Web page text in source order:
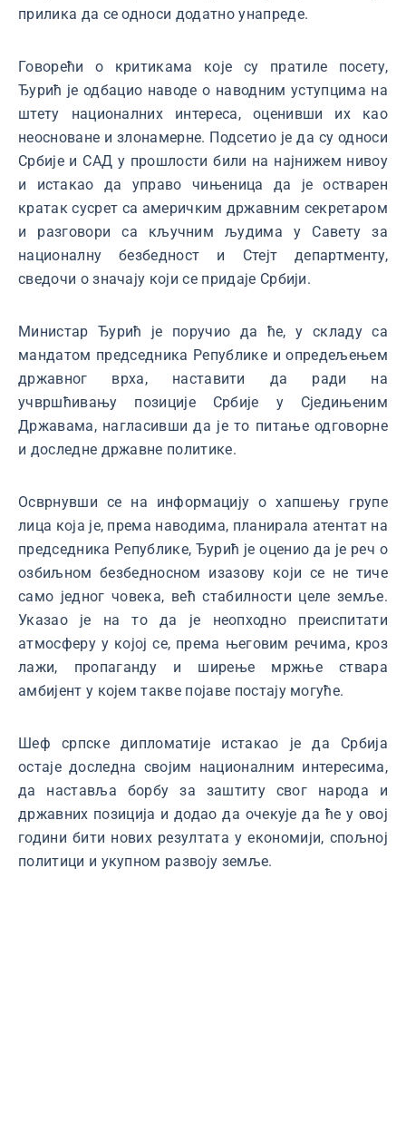
прилика да се односи додатно унапреде.
Говорећи о критикама које су пратиле посету,
Ђурић је одбацио наводе о наводним уступцима на
штету националних интереса, оценивши их као
неосноване и злонамерне. Подсетио је да су односи
Србије и САД у прошлости били на најнижем нивоу
и истакао да управо чињеница да је остварен
кратак сусрет са америчким државним секретаром
и разговори са кључним људима у Савету за
националну безбедност и Стејт департменту,
сведочи о значају који се придаје Србији.
Министар Ђурић је поручио да ће, у складу са
мандатом председника Републике и опредељењем
државног врха, наставити да ради на
учвршћивању позиције Србије у Сједињеним
Државама, нагласивши да је то питање одговорне
и доследне државне политике.
Осврнувши се на информацију о хапшењу групе
лица која је, према наводима, планирала атентат на
председника Републике, Ђурић је оценио да је реч о
озбиљном безбедносном изазову који се не тиче
само једног човека, већ стабилности целе земље.
Указао је на то да је неопходно преиспитати
атмосферу у којој се, према његовим речима, кроз
лажи, пропаганду и ширење мржње ствара
амбијент у којем такве појаве постају могуће.
Шеф српске дипломатије истакао је да Србија
остаје доследна својим националним интересима,
да наставља борбу за заштиту свог народа и
државних позиција и додао да очекује да ће у овој
години бити нових резултата у економији, спољној
политици и укупном развоју земље.